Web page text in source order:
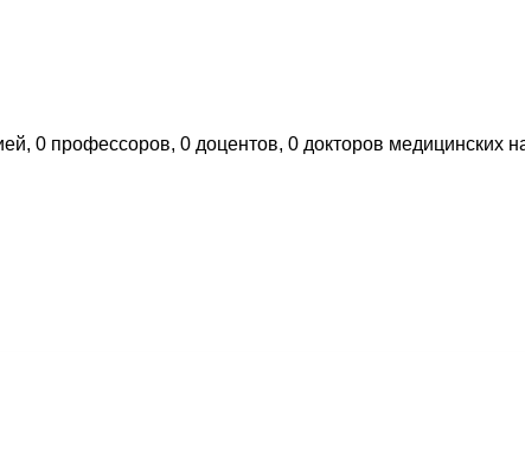
0 профессоров, 0 доцентов, 0 докторов медицинских